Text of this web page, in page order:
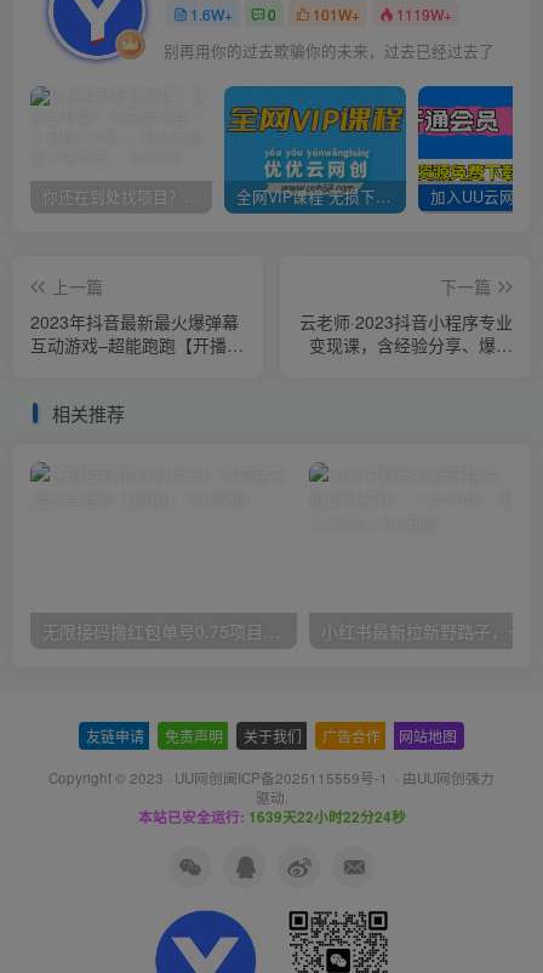
1.6W+ 0 101W+ 1119W+
别再用你的过去欺骗你的未来，过去已经过去了
你还在到处找项目？还在当韭菜？我靠卖项目一个月收入5万+，曾经我也是个失败者。 全网VIP课程 无损下载~
上一篇
2023年抖音最新最火爆弹幕
互动游戏–超能跑跑【开播教
建指导】
下一篇
云老师·2023抖音小程序专业
变现课，含经验分享、爆发
相关推荐
无限接码撸红包单号0.75项目无偿分享给你【揭秘】
友链申请 免责声明 关于我们 广告合作 网站地图
Copyright © 2023 · UU网创闽ICP备2025115559号-1 · 由UU网创强力
驱动.
本站已安全运行: 1639天22小时22分25秒